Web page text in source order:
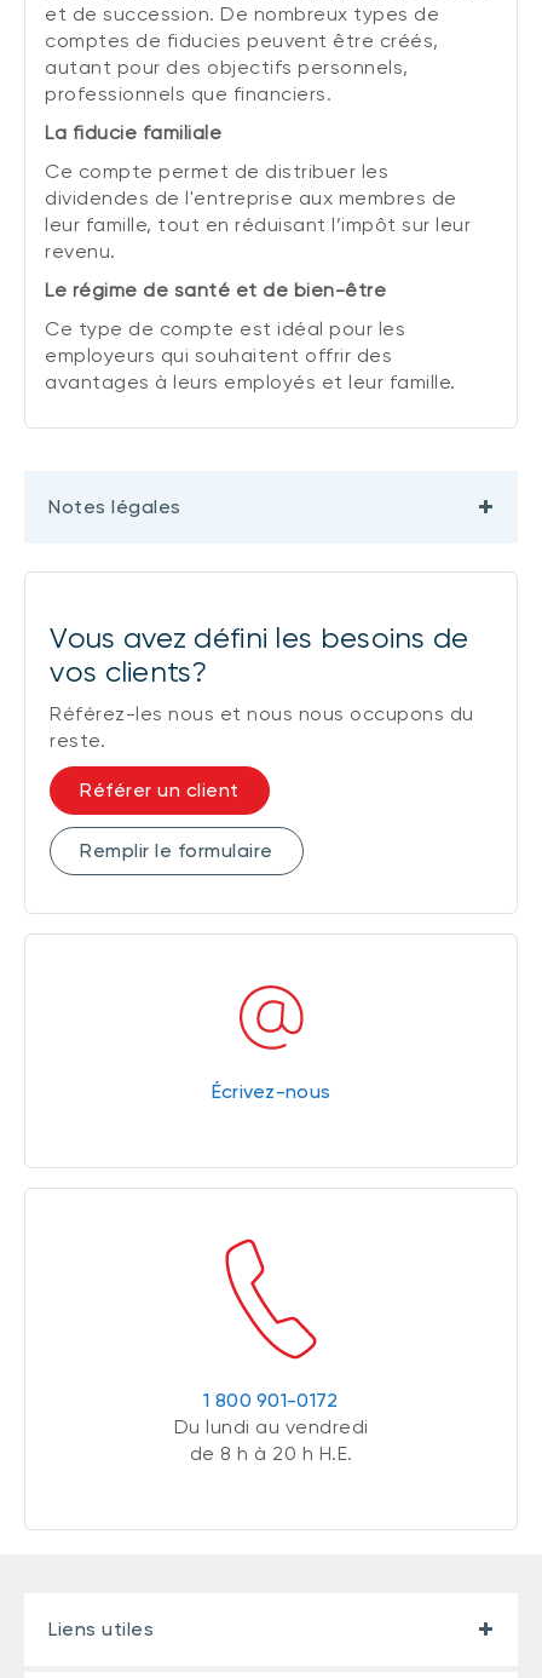
et de succession. De nombreux types de
comptes de fiducies peuvent être créés,
autant pour des objectifs personnels,
professionnels que financiers.
La fiducie familiale
Ce compte permet de distribuer les
dividendes de l'entreprise aux membres de
leur famille, tout en réduisant l’impôt sur leur
revenu.
Le régime de santé et de bien-être
Ce type de compte est idéal pour les
employeurs qui souhaitent offrir des
avantages à leurs employés et leur famille.
Notes légales
Vous avez défini les besoins de
vos clients?
Référez-les nous et nous nous occupons du
reste.
Référer un client
Remplir le formulaire
Écrivez-nous
1 800 901-0172
Du lundi au vendredi
de 8 h à 20 h H.E.
Liens utiles